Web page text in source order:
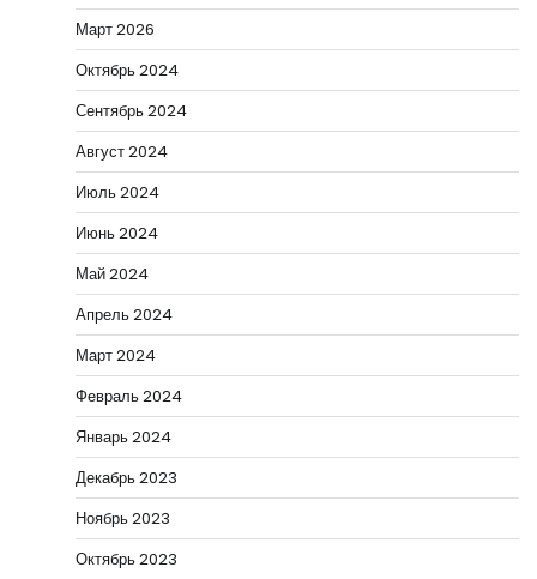
Март 2026
Октябрь 2024
Сентябрь 2024
Август 2024
Июль 2024
Июнь 2024
Май 2024
Апрель 2024
Март 2024
Февраль 2024
Январь 2024
Декабрь 2023
Ноябрь 2023
Октябрь 2023